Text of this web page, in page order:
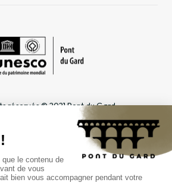
réservés © 2021 Pont du Gard
Confidentialité
ESPACES DÉDIÉS
Groupe